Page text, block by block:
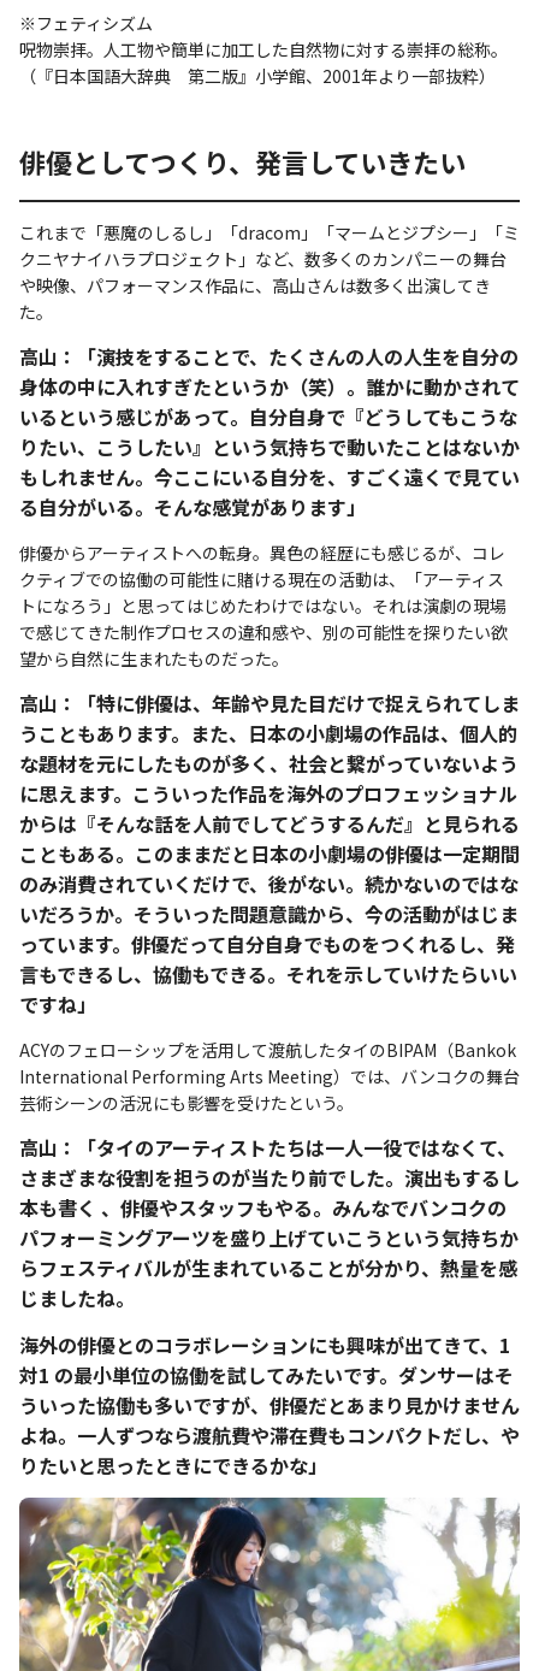
※フェティシズム
呪物崇拝。人工物や簡単に加工した自然物に対する崇拝の総称。
（『日本国語大辞典 第二版』小学館、2001年より一部抜粋）
俳優としてつくり、発言していきたい
これまで「悪魔のしるし」「dracom」「マームとジプシー」「ミ
クニヤナイハラプロジェクト」など、数多くのカンパニーの舞台
や映像、パフォーマンス作品に、高山さんは数多く出演してき
た。
高山：「演技をすることで、たくさんの人の人生を自分の
身体の中に入れすぎたというか（笑）。誰かに動かされて
いるという感じがあって。自分自身で『どうしてもこうな
りたい、こうしたい』という気持ちで動いたことはないか
もしれません。今ここにいる自分を、すごく遠くで見てい
る自分がいる。そんな感覚があります」
俳優からアーティストへの転身。異色の経歴にも感じるが、コレ
クティブでの協働の可能性に賭ける現在の活動は、「アーティス
トになろう」と思ってはじめたわけではない。それは演劇の現場
で感じてきた制作プロセスの違和感や、別の可能性を探りたい欲
望から自然に生まれたものだった。
高山：「特に俳優は、年齢や見た目だけで捉えられてしま
うこともあります。また、日本の小劇場の作品は、個人的
な題材を元にしたものが多く、社会と繋がっていないよう
に思えます。こういった作品を海外のプロフェッショナル
からは『そんな話を人前でしてどうするんだ』と見られる
こともある。このままだと日本の小劇場の俳優は一定期間
のみ消費されていくだけで、後がない。続かないのではな
いだろうか。そういった問題意識から、今の活動がはじま
っています。俳優だって自分自身でものをつくれるし、発
言もできるし、協働もできる。それを示していけたらいい
ですね」
ACYのフェローシップを活用して渡航したタイのBIPAM（Bankok
International Performing Arts Meeting）では、バンコクの舞台
芸術シーンの活況にも影響を受けたという。
高山：「タイのアーティストたちは一人一役ではなくて、
さまざまな役割を担うのが当たり前でした。演出もするし
本も書く 、俳優やスタッフもやる。みんなでバンコクの
パフォーミングアーツを盛り上げていこうという気持ちか
らフェスティバルが生まれていることが分かり、熱量を感
じましたね。
海外の俳優とのコラボレーションにも興味が出てきて、1
対1 の最小単位の協働を試してみたいです。ダンサーはそ
ういった協働も多いですが、俳優だとあまり見かけません
よね。一人ずつなら渡航費や滞在費もコンパクトだし、や
りたいと思ったときにできるかな」